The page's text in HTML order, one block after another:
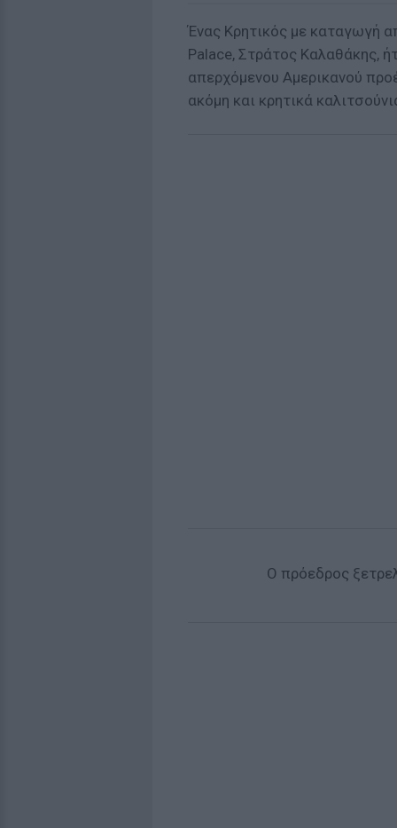
Ένας Κρητικός με καταγωγή
Palace, Στράτος Καλαθάκης,
απερχόμενου Αμερικανού
ακόμη και κρητικά
Ο πρόεδρος